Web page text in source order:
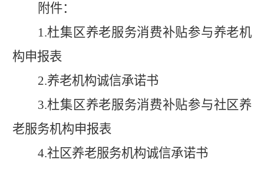
附件：
1.杜集区养老服务消费补贴参与养老机
构申报表
2.养老机构诚信承诺书
3.杜集区养老服务消费补贴参与社区养
老服务机构申报表
4.社区养老服务机构诚信承诺书